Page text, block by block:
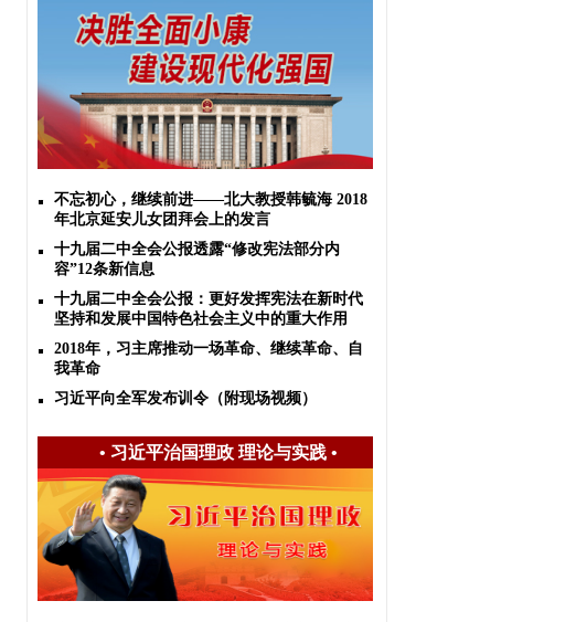
不忘初心，继续前进——北大教授韩毓海 2018
年北京延安儿女团拜会上的发言
十九届二中全会公报透露“修改宪法部分内
容”12条新信息
十九届二中全会公报：更好发挥宪法在新时代
坚持和发展中国特色社会主义中的重大作用
2018年，习主席推动一场革命、继续革命、自
我革命
习近平向全军发布训令（附现场视频）
• 习近平治国理政 理论与实践•